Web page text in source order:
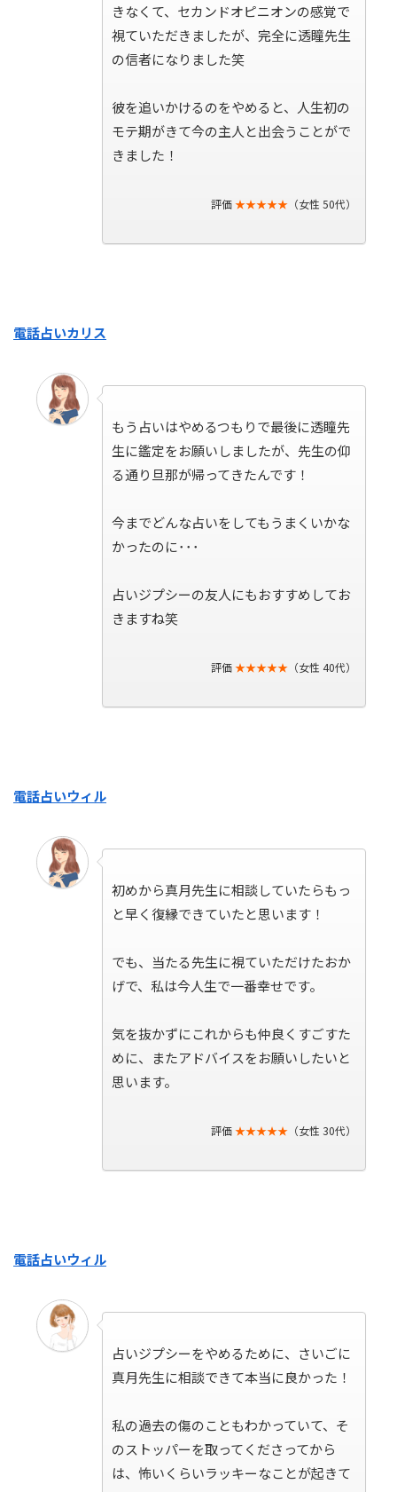
きなくて、セカンドオピニオンの感覚で
視ていただきましたが、完全に透瞳先生
の信者になりました笑
彼を追いかけるのをやめると、人生初の
モテ期がきて今の主人と出会うことがで
きました！
評価★★★★★ （女性 50代）
電話占いカリス
もう占いはやめるつもりで最後に透瞳先
生に鑑定をお願いしましたが、先生の仰
る通り旦那が帰ってきたんです！
今までどんな占いをしてもうまくいかな
かったのに･･･
占いジプシーの友人にもおすすめしてお
きますね笑
評価★★★★★ （女性 40代）
電話占いウィル
初めから真月先生に相談していたらもっ
と早く復縁できていたと思います！
でも、当たる先生に視ていただけたおか
げで、私は今人生で一番幸せです。
気を抜かずにこれからも仲良くすごすた
めに、またアドバイスをお願いしたいと
思います。
評価★★★★★ （女性 30代）
電話占いウィル
占いジプシーをやめるために、さいごに
真月先生に相談できて本当に良かった！
私の過去の傷のこともわかっていて、そ
のストッパーを取ってくださってから
は、怖いくらいラッキーなことが起きて